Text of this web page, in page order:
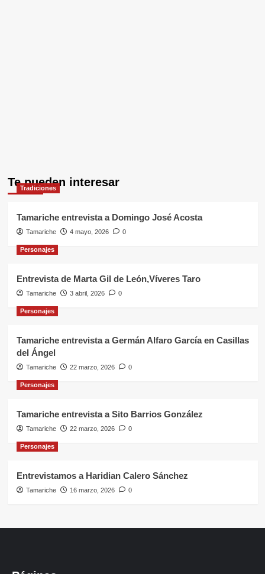
Te pueden interesar
Tradiciones
Tamariche entrevista a Domingo José Acosta
Tamariche 4 mayo, 2026 0
Personajes
Entrevista de Marta Gil de León,Víveres Taro
Tamariche 3 abril, 2026 0
Personajes
Tamariche entrevista a Germán Alfaro García en Casillas
del Ángel
Tamariche 22 marzo, 2026 0
Personajes
Tamariche entrevista a Sito Barrios González
Tamariche 22 marzo, 2026 0
Personajes
Entrevistamos a Haridian Calero Sánchez
Tamariche 16 marzo, 2026 0